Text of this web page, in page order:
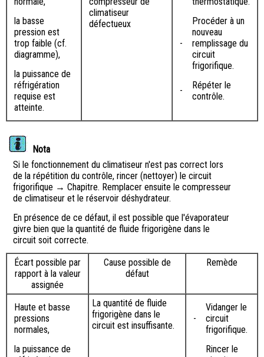
la basse
pression est
trop faible (cf.
diagramme),
la puissance de
réfrigération
requise est
atteinte.
climatiseur
défectueux
-
Procéder à un
nouveau
remplissage du
circuit
frigorifique.
-
Répéter le
contrôle.
Nota
Si le fonctionnement du climatiseur n'est pas correct lors
de la répétition du contrôle, rincer (nettoyer) le circuit
frigorifique → Chapitre. Remplacer ensuite le compresseur
de climatiseur et le réservoir déshydrateur.
En présence de ce défaut, il est possible que l'évaporateur
givre bien que la quantité de fluide frigorigène dans le
circuit soit correcte.
Écart possible par
rapport à la valeur
assignée
Cause possible de
défaut
Remède
Haute et basse
pressions
normales,
la puissance de
La quantité de fluide
frigorigène dans le
circuit est insuffisante.
-
Vidanger le
circuit
frigorifique.
Rincer le